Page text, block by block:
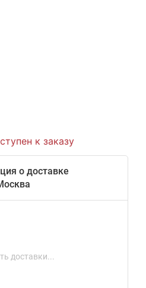
к заказу
о доставке
доставки...